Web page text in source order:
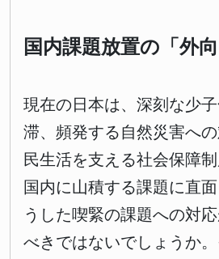
国内課題放置の「外
現在の日本は、深刻な少
滞、頻発する自然災害へ
民生活を支える社会保障制
国内に山積する課題に直
うした喫緊の課題への対
べきではないでしょうか